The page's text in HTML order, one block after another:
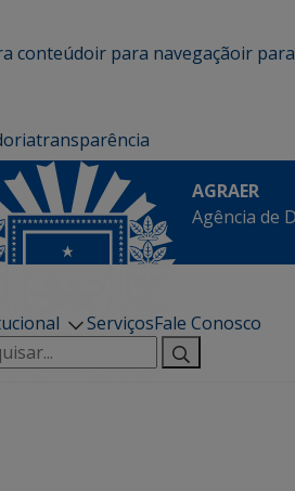
conteúdoir para navegaçãoir
transparência
AGRAER
Agência de
ServiçosFale Conosco